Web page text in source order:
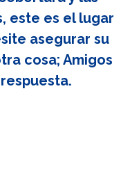
este es el lugar
asegurar su
cosa; Amigos